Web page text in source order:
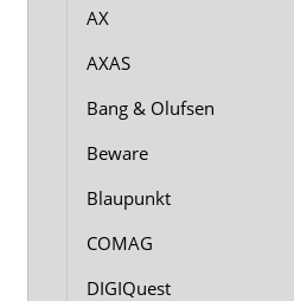
AX
AXAS
Bang & Olufsen
Beware
Blaupunkt
COMAG
DIGIQuest